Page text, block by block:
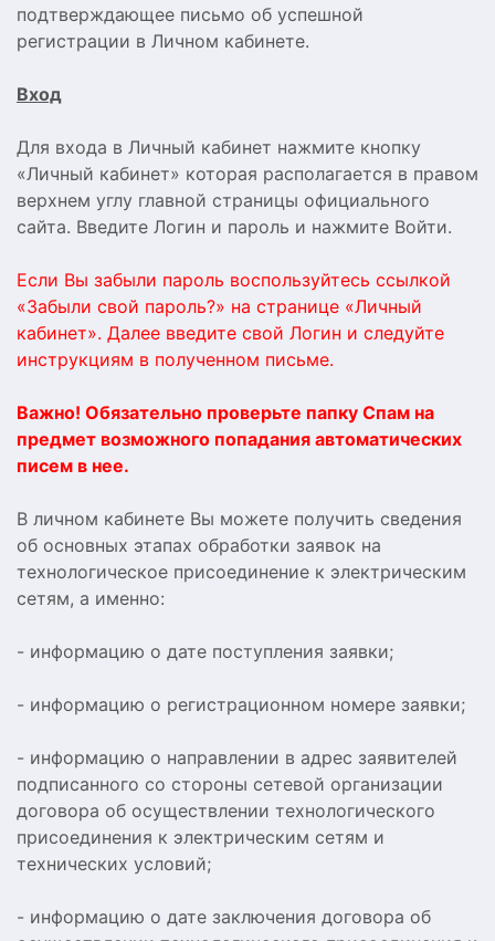
подтверждающее письмо об успешной
регистрации в Личном кабинете.
Вход
Для входа в Личный кабинет нажмите кнопку
«Личный кабинет» которая располагается в правом
верхнем углу главной страницы официального
сайта. Введите Логин и пароль и нажмите Войти.
Если Вы забыли пароль воспользуйтесь ссылкой
«Забыли свой пароль?» на странице «Личный
кабинет». Далее введите свой Логин и следуйте
инструкциям в полученном письме.
Важно! Обязательно проверьте папку Спам на
предмет возможного попадания автоматических
писем в нее.
В личном кабинете Вы можете получить сведения
об основных этапах обработки заявок на
технологическое присоединение к электрическим
сетям, а именно:
- информацию о дате поступления заявки;
- информацию о регистрационном номере заявки;
- информацию о направлении в адрес заявителей
подписанного со стороны сетевой организации
договора об осуществлении технологического
присоединения к электрическим сетям и
технических условий;
- информацию о дате заключения договора об